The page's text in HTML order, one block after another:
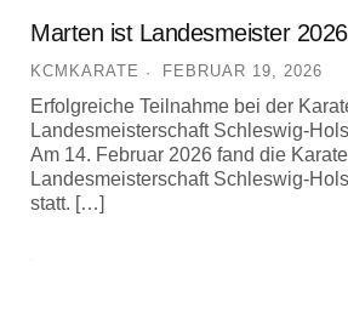
Marten ist Landesmeister 2026
KCMKARATE FEBRUAR 19, 2026
Erfolgreiche Teilnahme bei der
Landesmeisterschaft Schleswig-
Am 14. Februar 2026 fand die Karate
Landesmeisterschaft Schleswig-
statt. […]